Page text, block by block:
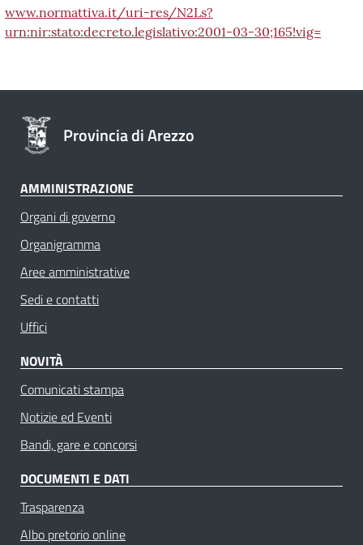
www.normattiva.it/uri-res/N2Ls?
urn:nir:stato:decreto.legislativo:2001-03-30;165!vig=
Provincia di Arezzo
AMMINISTRAZIONE
Organi di governo
Organigramma
Aree amministrative
Sedi e contatti
Uffici
NOVITÀ
Comunicati stampa
Notizie ed Eventi
Bandi, gare e concorsi
DOCUMENTI E DATI
Trasparenza
Albo pretorio online